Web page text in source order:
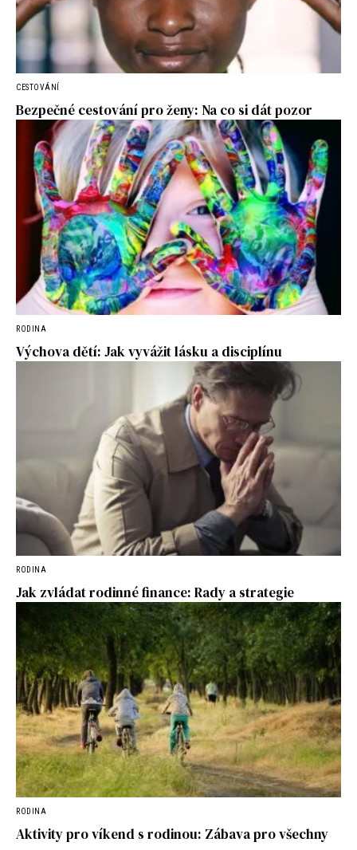
CESTOVÁNÍ
Bezpečné cestování pro ženy: Na co si dát pozor
RODINA
Výchova dětí: Jak vyvážit lásku a disciplínu
RODINA
Jak zvládat rodinné finance: Rady a strategie
RODINA
Aktivity pro víkend s rodinou: Zábava pro všechny